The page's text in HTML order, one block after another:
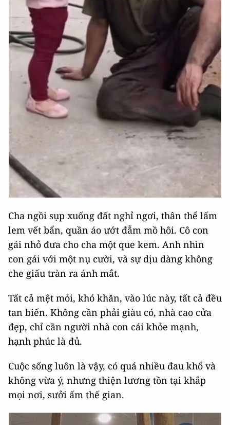
Cha ngồi sụp xuống đất nghỉ ngơi, thân thể lấm
lem vết bẩn, quần áo ướt đẫm mồ hôi. Cô con
gái nhỏ đưa cho cha một que kem. Anh nhìn
con gái với một nụ cười, và sự dịu dàng không
che giấu tràn ra ánh mắt.
Tất cả mệt mỏi, khó khăn, vào lúc này, tất cả đều
tan biến. Không cần phải giàu có, nhà cao cửa
đẹp, chỉ cần người nhà con cái khỏe mạnh,
hạnh phúc là đủ.
Cuộc sống luôn là vậy, có quá nhiều đau khổ và
không vừa ý, nhưng thiện lương tồn tại khắp
mọi nơi, sưởi ấm thế gian.